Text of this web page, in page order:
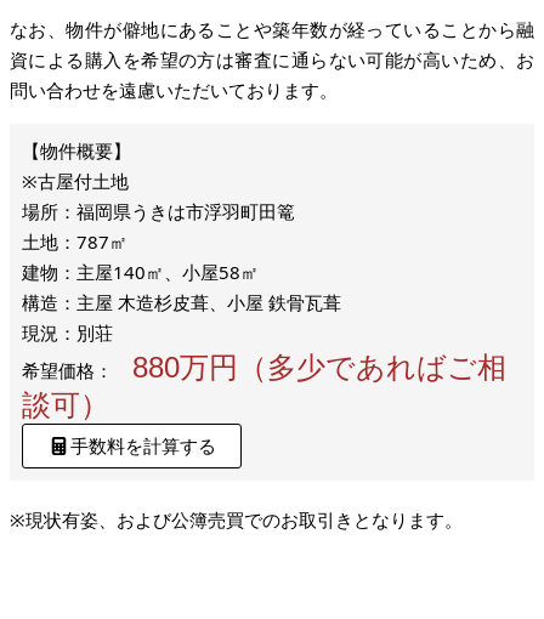
なお、物件が僻地にあることや築年数が経っていることから融
資による購入を希望の方は審査に通らない可能が高いため、お
問い合わせを遠慮いただいております。
※古屋付土地
場所：福岡県うきは市浮羽町田篭
土地：787㎡
建物：主屋140㎡、小屋58㎡
構造：主屋 木造杉皮葺、小屋 鉄骨瓦葺
現況：別荘
希望価格：
880万円（多少であればご相
談可）
手数料を計算する
※現状有姿、および公簿売買でのお取引きとなります。